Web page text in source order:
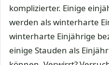
komplizierter. Einige
werden als winterharte
winterharte Einjährige
einige Stauden als